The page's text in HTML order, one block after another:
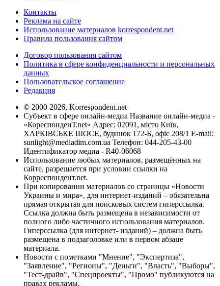
Контакты
Реклама на сайте
Использование материалов korrespondent.net
Правила пользования сайтом
Договор пользования сайтом
Политика в сфере конфиденциальности и персональных
данных
Пользовательское соглашение
Редакция
© 2000-2026, Korrespondent.net
Субъект в сфере онлайн-медиа Название онлайн-медиа -
«КореспонденТ.net» Адрес: 02091, місто Київ,
ХАРКІВСЬКЕ ШОСЕ, будинок 172-Б, офіс 208/1 E-mail:
sunlight@mediadim.com.ua Телефон: 044-205-43-00
Идентификатор медиа - R40-06068
Использование любых материалов, размещённых на
сайте, разрешается при условии ссылки на
Корреспондент.net.
При копировании материалов со страницы «Новости
Украины и мира», для интернет-изданий – обязательна
прямая открытая для поисковых систем гиперссылка.
Ссылка должна быть размещена в независимости от
полного либо частичного использования материалов.
Гиперссылка (для интернет- изданий) – должна быть
размещена в подзаголовке или в первом абзаце
материала.
Новости с пометками "Мнение", "Экспертиза",
"Заявление", "Регионы", "Деньги", "Власть", "Выборы",
"Тест-драйв", "Спецпроекты", "Промо" публикуются на
правах рекламы.